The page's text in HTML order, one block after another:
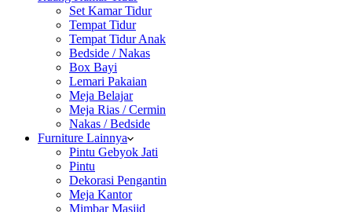
Set Kamar Tidur
Tempat Tidur
Tempat Tidur Anak
Bedside / Nakas
Box Bayi
Lemari Pakaian
Meja Belajar
Meja Rias / Cermin
Nakas / Bedside
Furniture Lainnya
Pintu Gebyok Jati
Pintu
Dekorasi Pengantin
Meja Kantor
Mimbar Masjid